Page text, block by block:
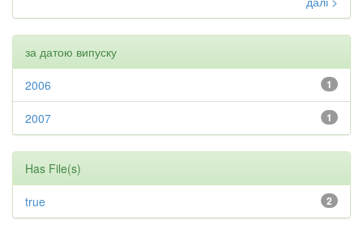
за датою випуску
1
2006
1
2007
Has File(s)
2
true